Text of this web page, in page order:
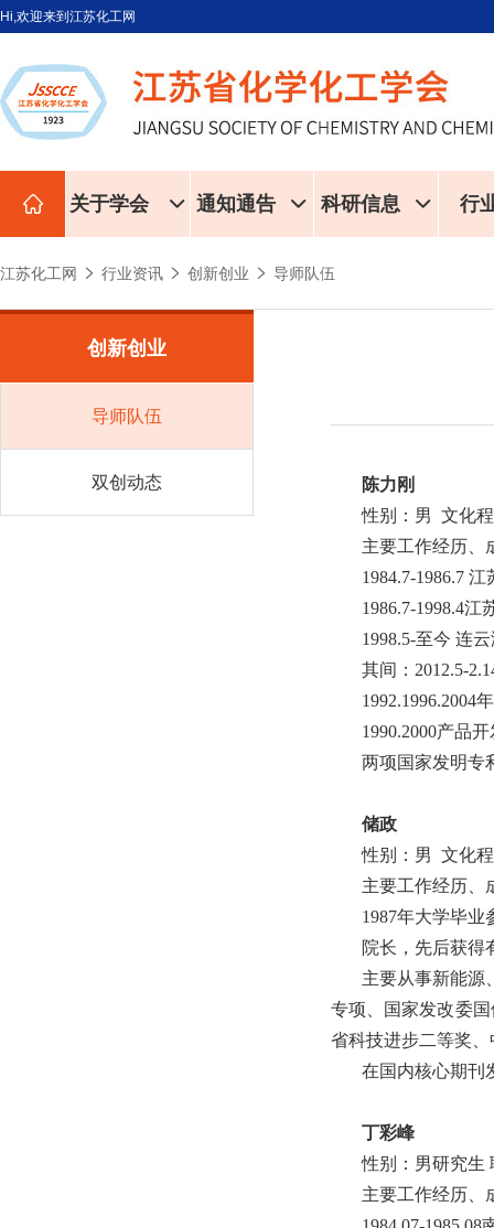
Hi,欢迎来到江苏化工网
关于学会 通知通告 科研信息 行
江苏化工网 行业资讯 创新创业 导师队伍
创新创业
导师队伍
双创动态
陈力刚
性别：男 文化
主要工作经历、
1984.7-1986.7
1986.7-1998.4
1998.5-至今 连
其间：2012.5-
1992.1996.2004
1990.2000产品
两项国家发明专
储政
性别：男 文化
主要工作经历、
1987年大学毕
院长，先后获得
主要从事新能源
专项、国家发改委
省科技进步二等奖
在国内核心期刊
丁彩峰
性别：男研究生
主要工作经历、